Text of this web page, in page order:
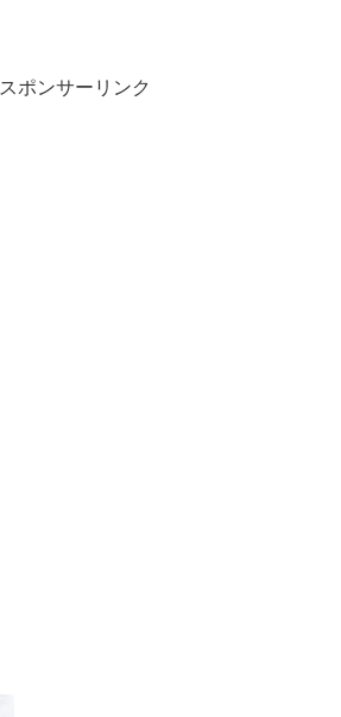
や、冷蔵庫・ストック棚のチェックな
ど、すぐに実践できる工夫を幅広く紹
スポンサーリンク